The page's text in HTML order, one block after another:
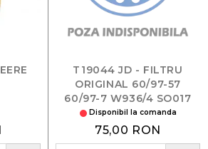
T19044 JD - FILTRU
ORIGINAL 60/97-57
60/97-7 W936/4 SO017
P558329
Disponibil la comanda
75,00 RON